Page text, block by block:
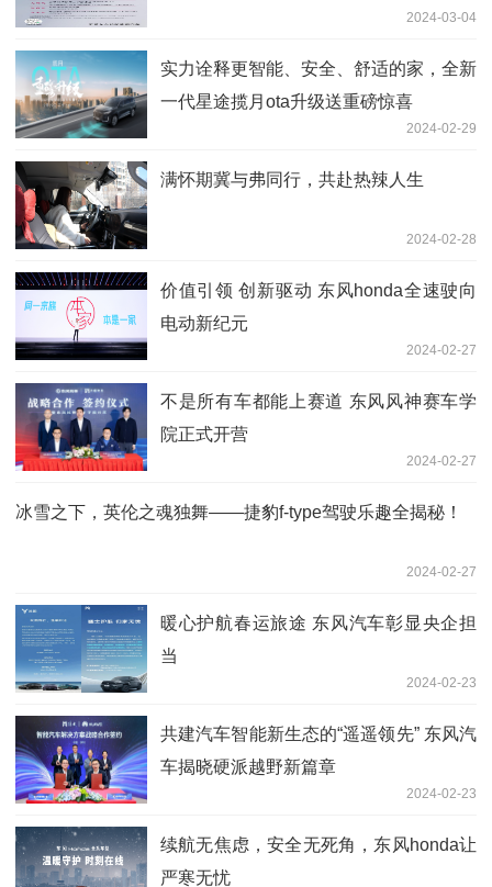
2024-03-04
实力诠释更智能、安全、舒适的家，全新
一代星途揽月ota升级送重磅惊喜
2024-02-29
满怀期冀与弗同行，共赴热辣人生
2024-02-28
价值引领 创新驱动 东风honda全速驶向
电动新纪元
2024-02-27
不是所有车都能上赛道 东风风神赛车学
院正式开营
2024-02-27
冰雪之下，英伦之魂独舞——捷豹f-type驾驶乐趣全揭秘！
2024-02-27
暖心护航春运旅途 东风汽车彰显央企担
当
2024-02-23
共建汽车智能新生态的“遥遥领先” 东风汽
车揭晓硬派越野新篇章
2024-02-23
续航无焦虑，安全无死角，东风honda让
严寒无忧